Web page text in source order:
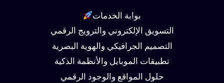
بوابة الخدمات
التسويق الإلكتروني والترويج الرقمي
التصميم الجرافيكي والهوية البصرية
تطبيقات الموبايل والأنظمة الذكية
حلول المواقع والوجود الرقمي